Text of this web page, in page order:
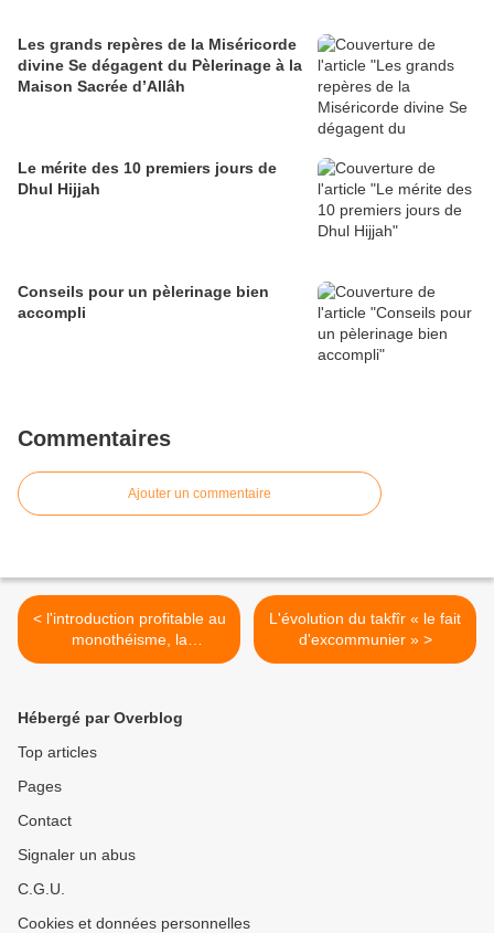
Les grands repères de la Miséricorde
divine Se dégagent du Pèlerinage à la
Maison Sacrée d’Allâh
Le mérite des 10 premiers jours de
Dhul Hijjah
Conseils pour un pèlerinage bien
accompli
Commentaires
Ajouter un commentaire
< l'introduction profitable au
monothéisme, la
jurisprudence et la
L'évolution du takfîr « le fait
d'excommunier » >
Hébergé par Overblog
Top articles
Pages
Contact
Signaler un abus
C.G.U.
Cookies et données personnelles